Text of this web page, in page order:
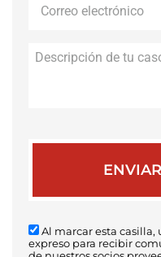
electrónico *
Al marcar esta
expreso para recibir